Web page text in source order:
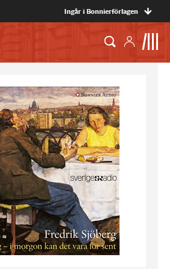
Ingår i Bonnierförlagen